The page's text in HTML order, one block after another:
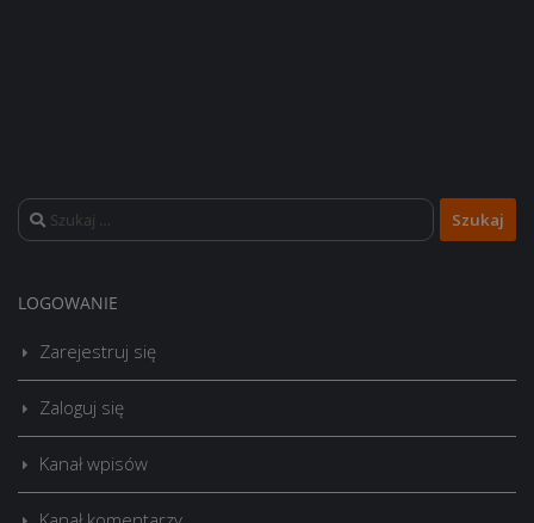
Szukaj:
LOGOWANIE
Zarejestruj się
Zaloguj się
Kanał wpisów